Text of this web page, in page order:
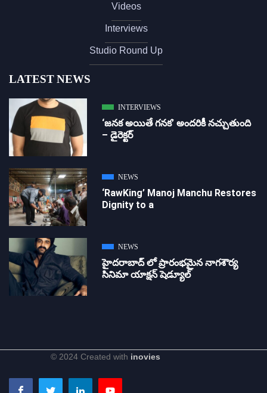
Videos
Interviews
Studio Round Up
LATEST NEWS
INTERVIEWS
‘జ‌న‌క అయితే గ‌న‌క‌’ అందరికీ నచ్చుతుంది
– డైరెక్ట‌ర్
NEWS
‘RawKing’ Manoj Manchu Restores
Dignity to a
NEWS
హైదరాబాద్ లో ప్రారంభమైన నాగశౌర్య
సినిమా యాక్షన్ షెడ్యూల్
© 2024 Created with inovies